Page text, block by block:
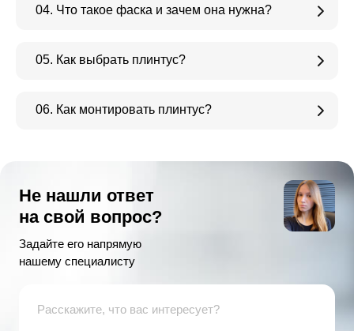
04. Что такое фаска и зачем она нужна?
05. Как выбрать плинтус?
06. Как монтировать плинтус?
Не нашли ответ
на свой вопрос?
Задайте его напрямую
нашему специалисту